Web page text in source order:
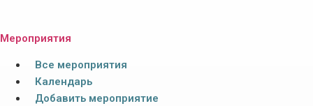
Мероприятия
Все мероприятия
Календарь
Добавить мероприятие